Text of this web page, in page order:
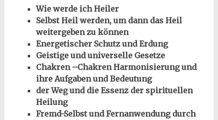
Wie werde ich Heiler
Selbst Heil werden, um dann das Heil
weitergeben zu können
Energetischer Schutz und Erdung
Geistige und universelle Gesetze
Chakren –Chakren Harmonisierung und
ihre Aufgaben und Bedeutung
der Weg und die Essenz der spirituellen
Heilung
Fremd-Selbst und Fernanwendung durch